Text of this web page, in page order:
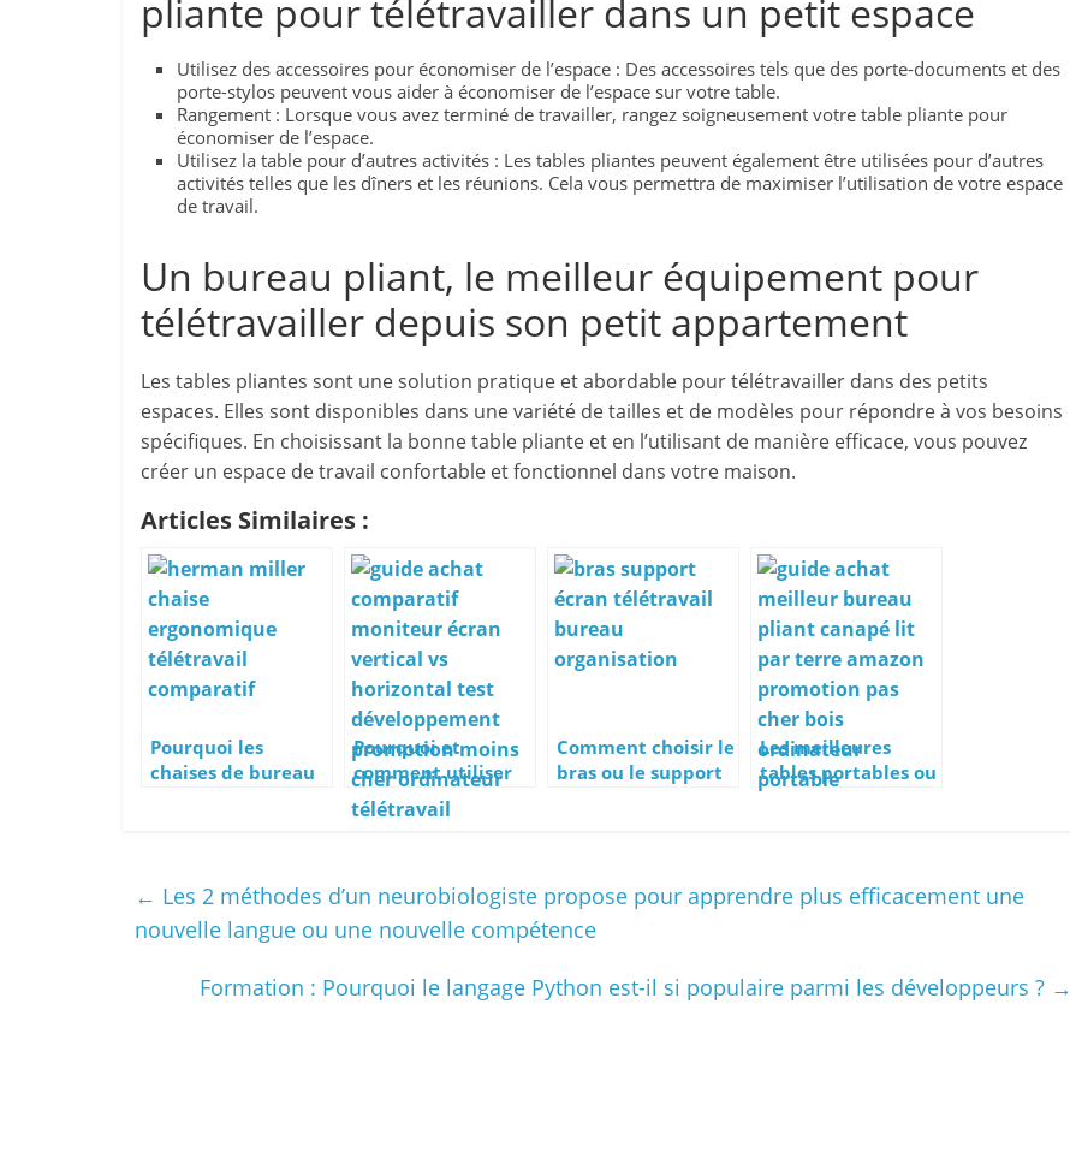
pliante pour télétravailler dans un petit espace
Utilisez des accessoires pour économiser de l’espace : Des accessoires tels que des porte-documents et des
porte-stylos peuvent vous aider à économiser de l’espace sur votre table.
Rangement : Lorsque vous avez terminé de travailler, rangez soigneusement votre table pliante pour
économiser de l’espace.
Utilisez la table pour d’autres activités : Les tables pliantes peuvent également être utilisées pour d’autres
activités telles que les dîners et les réunions. Cela vous permettra de maximiser l’utilisation de votre espace
de travail.
Un bureau pliant, le meilleur équipement pour
télétravailler depuis son petit appartement
Les tables pliantes sont une solution pratique et abordable pour télétravailler dans des petits
espaces. Elles sont disponibles dans une variété de tailles et de modèles pour répondre à vos besoins
spécifiques. En choisissant la bonne table pliante et en l’utilisant de manière efficace, vous pouvez
créer un espace de travail confortable et fonctionnel dans votre maison.
Articles Similaires :
Pourquoi les
chaises de bureau
Pourquoi et
comment utiliser
un écran
d’ordinateur
Comment choisir le
bras ou le support
Les meilleures
tables portables ou
tables de lit pour
← Les 2 méthodes d’un neurobiologiste propose pour apprendre plus efficacement une
nouvelle langue ou une nouvelle compétence
Formation : Pourquoi le langage Python est-il si populaire parmi les développeurs ? →